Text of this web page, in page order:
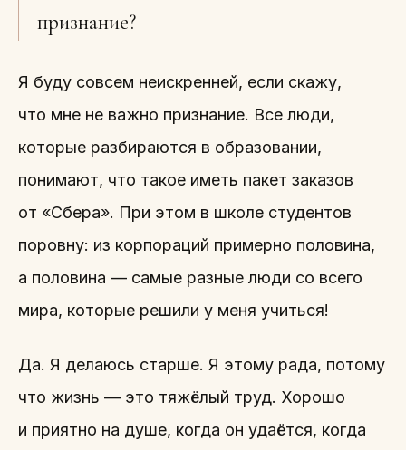
признание?
Я буду совсем неискренней, если скажу,
что мне не важно признание. Все люди,
которые разбираются в образовании,
понимают, что такое иметь пакет заказов
от «Сбера». При этом в школе студентов
поровну: из корпораций примерно половина,
а половина — самые разные люди со всего
мира, которые решили у меня учиться!
Да. Я делаюсь старше. Я этому рада, потому
что жизнь — это тяжёлый труд. Хорошо
и приятно на душе, когда он удаётся, когда